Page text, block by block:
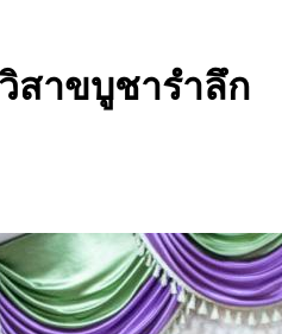
สาขบูชารำลึก